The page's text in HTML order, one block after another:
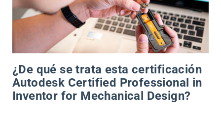
¿De qué se trata esta certificación
Autodesk Certified Professional in
Inventor for Mechanical Design?